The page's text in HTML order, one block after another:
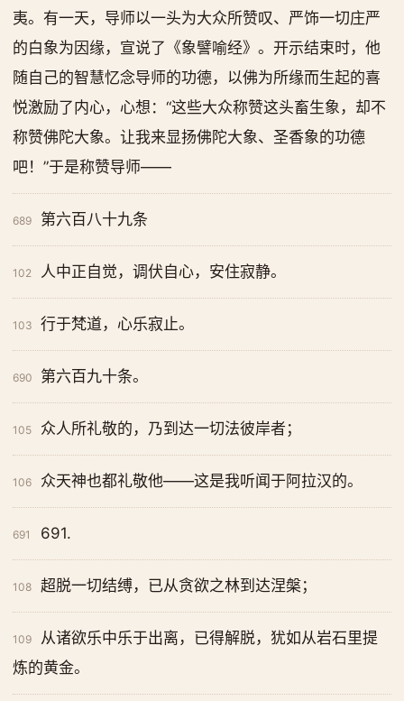
夷。有一天，导师以一头为大众所赞叹、严饰一切庄严
的白象为因缘，宣说了《象譬喻经》。开示结束时，他
随自己的智慧忆念导师的功德，以佛为所缘而生起的喜
悦激励了内心，心想：“这些大众称赞这头畜生象，却不
称赞佛陀大象。让我来显扬佛陀大象、圣香象的功德
吧！”于是称赞导师——
689 第六百八十九条
102 人中正自觉，调伏自心，安住寂静。
103 行于梵道，心乐寂止。
690 第六百九十条。
105 众人所礼敬的，乃到达一切法彼岸者；
106 众天神也都礼敬他——这是我听闻于阿拉汉的。
691 691.
108 超脱一切结缚，已从贪欲之林到达涅槃；
109
从诸欲乐中乐于出离，已得解脱，犹如从岩石里提
炼的黄金。